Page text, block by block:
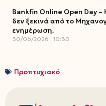
Bankfin Online Open Day
δεν ξεκινά από το
ενημέρωση.
30/06/2026 10:30
Προπτυχιακό